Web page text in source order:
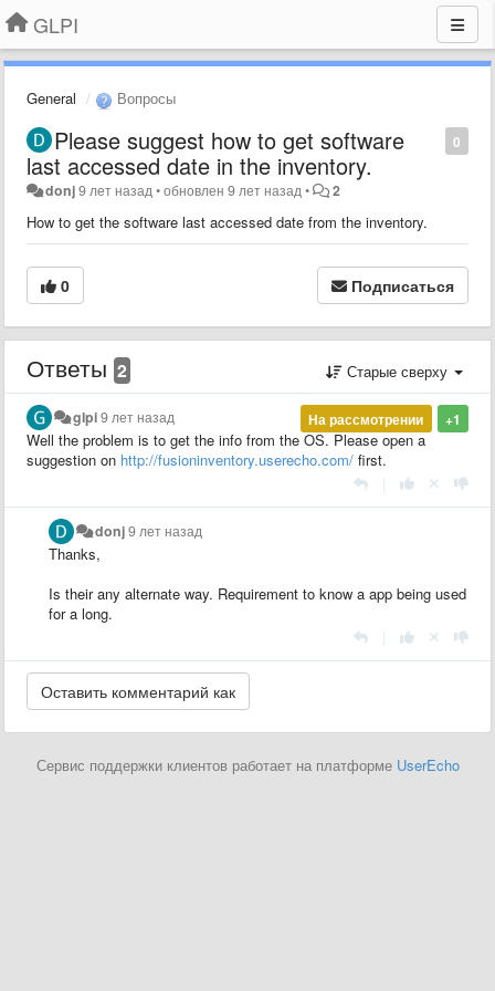
GLPI
General Вопросы
0
Please suggest how to get software
last accessed date in the inventory.
donj9 лет назад •обновлен9 лет назад • 2
How to get the software last accessed date from the inventory.
0 Подписаться
Ответы 2 Старые сверху
+1
На рассмотрении
glpi9 лет назад
Well the problem is to get the info from the OS. Please open a
suggestion on http://fusioninventory.userecho.com/ first.
donj9 лет назад
Thanks,
Is their any alternate way. Requirement to know a app being used
for a long.
Сервис поддержки клиентов работает на платформе UserEcho